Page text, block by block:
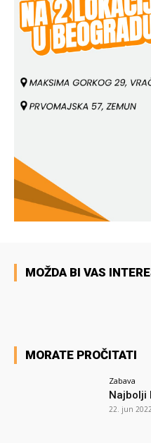
MOŽDA BI VAS
MORATE PROČITATI
Zabava
Najbolji
22. jun